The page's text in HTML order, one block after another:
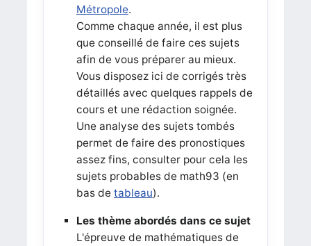
Métropole.
Comme chaque année, il est plus
que conseillé de faire ces sujets
afin de vous préparer au mieux.
Vous disposez ici de corrigés très
détaillés avec quelques rappels de
cours et une rédaction soignée.
Une analyse des sujets tombés
permet de faire des pronostiques
assez fins, consulter pour cela les
sujets probables de math93 (en
bas de tableau).
Les thème abordés dans ce sujet
L'épreuve de mathématiques de